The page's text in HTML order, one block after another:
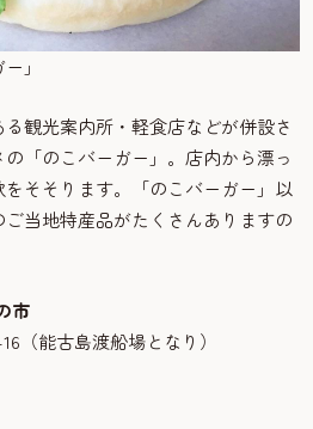
」
観光案内所・軽食店などが併設さ
「のこバーガー」。店内から漂っ
そそります。「のこバーガー」以
当地特産品がたくさんありますの
市
（能古島渡船場となり）